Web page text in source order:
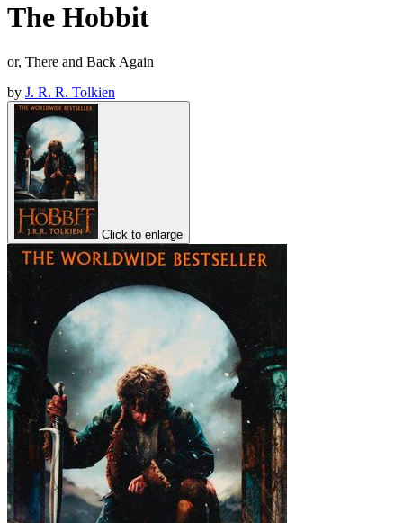
The Hobbit
or, There and Back Again
by J. R. R. Tolkien
Click to enlarge